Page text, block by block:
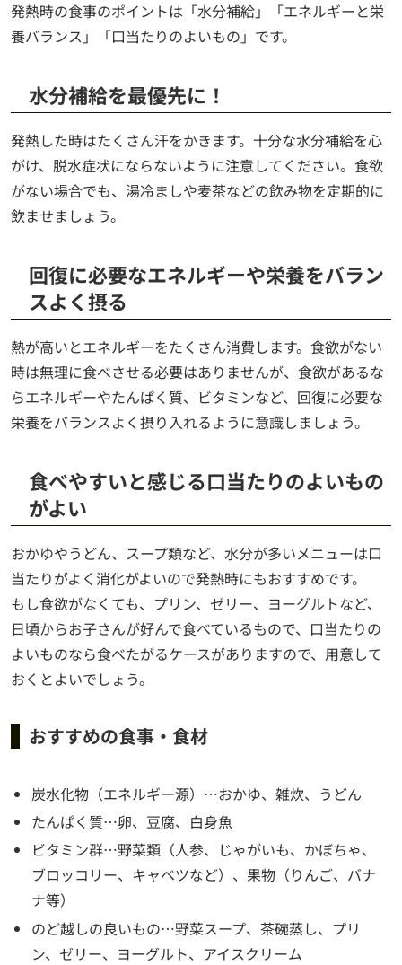
発熱時の食事のポイントは「水分補給」「エネルギーと栄
養バランス」「口当たりのよいもの」です。
水分補給を最優先に！
発熱した時はたくさん汗をかきます。十分な水分補給を心
がけ、脱水症状にならないように注意してください。食欲
がない場合でも、湯冷ましや麦茶などの飲み物を定期的に
飲ませましょう。
回復に必要なエネルギーや栄養をバラン
スよく摂る
熱が高いとエネルギーをたくさん消費します。食欲がない
時は無理に食べさせる必要はありませんが、食欲があるな
らエネルギーやたんぱく質、ビタミンなど、回復に必要な
栄養をバランスよく摂り入れるように意識しましょう。
食べやすいと感じる口当たりのよいもの
がよい
おかゆやうどん、スープ類など、水分が多いメニューは口
当たりがよく消化がよいので発熱時にもおすすめです。
もし食欲がなくても、プリン、ゼリー、ヨーグルトなど、
日頃からお子さんが好んで食べているもので、口当たりの
よいものなら食べたがるケースがありますので、用意して
おくとよいでしょう。
おすすめの食事・食材
炭水化物（エネルギー源）…おかゆ、雑炊、うどん
たんぱく質…卵、豆腐、白身魚
ビタミン群…野菜類（人参、じゃがいも、かぼちゃ、
ブロッコリー、キャベツなど）、果物（りんご、バナ
ナ等）
のど越しの良いもの…野菜スープ、茶碗蒸し、プリ
ン、ゼリー、ヨーグルト、アイスクリーム